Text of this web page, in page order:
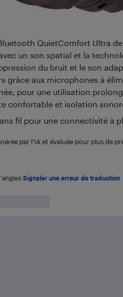
QuietComfort Ultra
un son spatial et la
du bruit et le son
grâce aux microphones à
pour une utilisation
confortable et isolation
fil pour une connectivité à
par l'IA et évaluée pour plus de
Signaler une erreur de traduction